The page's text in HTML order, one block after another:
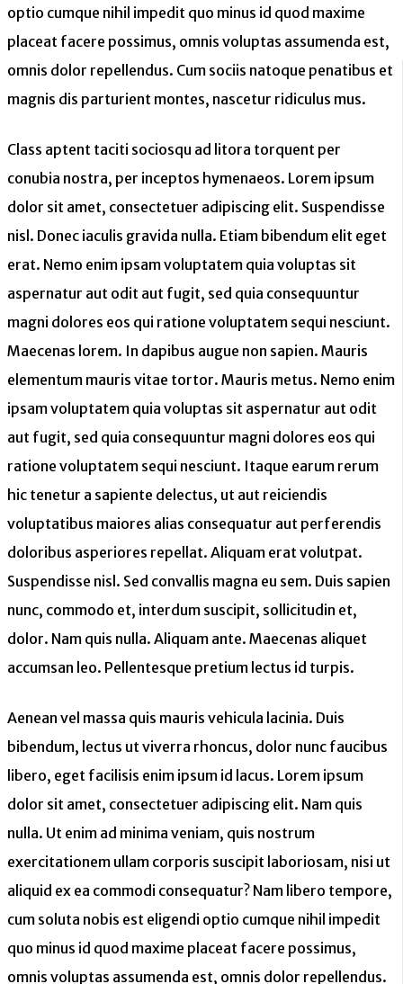
optio cumque nihil impedit quo minus id quod maxime
placeat facere possimus, omnis voluptas assumenda est,
omnis dolor repellendus. Cum sociis natoque penatibus et
magnis dis parturient montes, nascetur ridiculus mus.
Class aptent taciti sociosqu ad litora torquent per
conubia nostra, per inceptos hymenaeos. Lorem ipsum
dolor sit amet, consectetuer adipiscing elit. Suspendisse
nisl. Donec iaculis gravida nulla. Etiam bibendum elit eget
erat. Nemo enim ipsam voluptatem quia voluptas sit
aspernatur aut odit aut fugit, sed quia consequuntur
magni dolores eos qui ratione voluptatem sequi nesciunt.
Maecenas lorem. In dapibus augue non sapien. Mauris
elementum mauris vitae tortor. Mauris metus. Nemo enim
ipsam voluptatem quia voluptas sit aspernatur aut odit
aut fugit, sed quia consequuntur magni dolores eos qui
ratione voluptatem sequi nesciunt. Itaque earum rerum
hic tenetur a sapiente delectus, ut aut reiciendis
voluptatibus maiores alias consequatur aut perferendis
doloribus asperiores repellat. Aliquam erat volutpat.
Suspendisse nisl. Sed convallis magna eu sem. Duis sapien
nunc, commodo et, interdum suscipit, sollicitudin et,
dolor. Nam quis nulla. Aliquam ante. Maecenas aliquet
accumsan leo. Pellentesque pretium lectus id turpis.
Aenean vel massa quis mauris vehicula lacinia. Duis
bibendum, lectus ut viverra rhoncus, dolor nunc faucibus
libero, eget facilisis enim ipsum id lacus. Lorem ipsum
dolor sit amet, consectetuer adipiscing elit. Nam quis
nulla. Ut enim ad minima veniam, quis nostrum
exercitationem ullam corporis suscipit laboriosam, nisi ut
aliquid ex ea commodi consequatur? Nam libero tempore,
cum soluta nobis est eligendi optio cumque nihil impedit
quo minus id quod maxime placeat facere possimus,
omnis voluptas assumenda est, omnis dolor repellendus.